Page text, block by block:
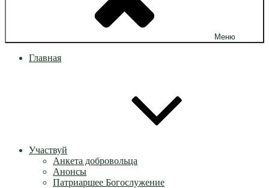
Меню
Главная
Участвуй
Анкета добровольца
Анонсы
Патриаршее Богослужение